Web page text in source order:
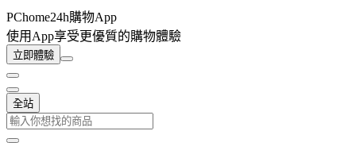
PChome24h購物App
使用App享受更優質的購物體驗
立即體驗
全站